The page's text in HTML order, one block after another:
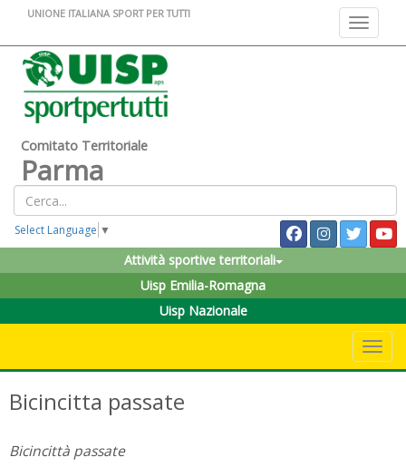
Toggle
UNIONE ITALIANA SPORT PER TUTTI
Comitato Territoriale
Parma
Select Language ▼
Attività sportive territoriali
Uisp Emilia-Romagna
Uisp Nazionale
Bicincitta passate
Bicincittà passate